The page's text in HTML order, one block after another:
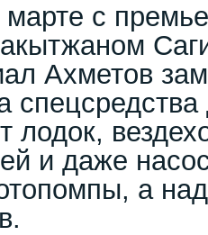
марте с
Ахметов
лодок,
и даже
а